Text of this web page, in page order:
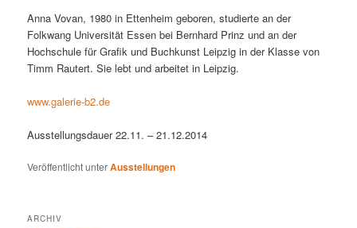
Anna Vovan, 1980 in Ettenheim geboren, studierte an der
Folkwang Universität Essen bei Bernhard Prinz und an der
Hochschule für Grafik und Buchkunst Leipzig in der Klasse von
Timm Rautert. Sie lebt und arbeitet in Leipzig.
www.galerie-b2.de
Ausstellungsdauer 22.11. – 21.12.2014
Veröffentlicht unterAusstellungen
ARCHIV